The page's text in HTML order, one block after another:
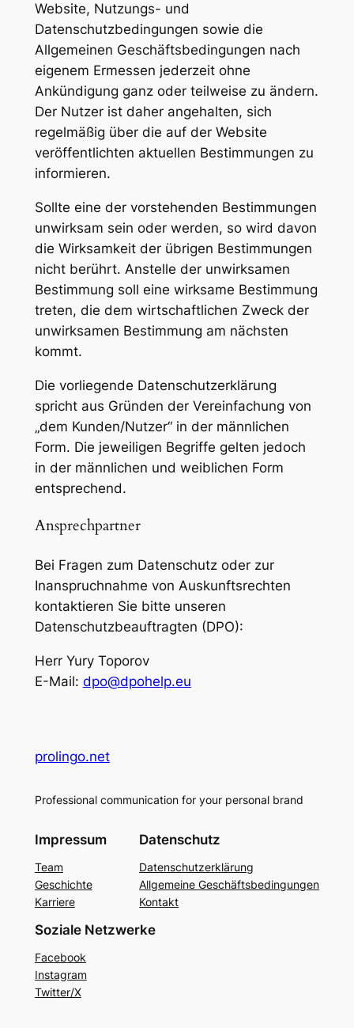
Website, Nutzungs- und
Datenschutzbedingungen sowie die
Allgemeinen Geschäftsbedingungen nach
eigenem Ermessen jederzeit ohne
Ankündigung ganz oder teilweise zu ändern.
Der Nutzer ist daher angehalten, sich
regelmäßig über die auf der Website
veröffentlichten aktuellen Bestimmungen zu
informieren.
Sollte eine der vorstehenden Bestimmungen
unwirksam sein oder werden, so wird davon
die Wirksamkeit der übrigen Bestimmungen
nicht berührt. Anstelle der unwirksamen
Bestimmung soll eine wirksame Bestimmung
treten, die dem wirtschaftlichen Zweck der
unwirksamen Bestimmung am nächsten
kommt.
Die vorliegende Datenschutzerklärung
spricht aus Gründen der Vereinfachung von
„dem Kunden/Nutzer“ in der männlichen
Form. Die jeweiligen Begriffe gelten jedoch
in der männlichen und weiblichen Form
entsprechend.
Ansprechpartner
Bei Fragen zum Datenschutz oder zur
Inanspruchnahme von Auskunftsrechten
kontaktieren Sie bitte unseren
Datenschutzbeauftragten (DPO):
Herr Yury Toporov
E-Mail: dpo@dpohelp.eu
prolingo.net
Professional communication for your personal brand
Impressum
Team
Geschichte
Karriere
Datenschutz
Datenschutzerklärung
Allgemeine Geschäftsbedingungen
Kontakt
Soziale Netzwerke
Facebook
Instagram
Twitter/X